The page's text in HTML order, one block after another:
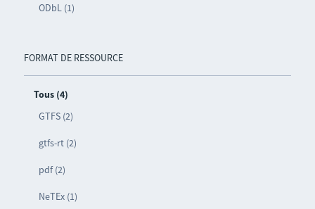
ODbL (1)
FORMAT DE RESSOURCE
Tous (4)
GTFS (2)
gtfs-rt (2)
pdf (2)
NeTEx (1)